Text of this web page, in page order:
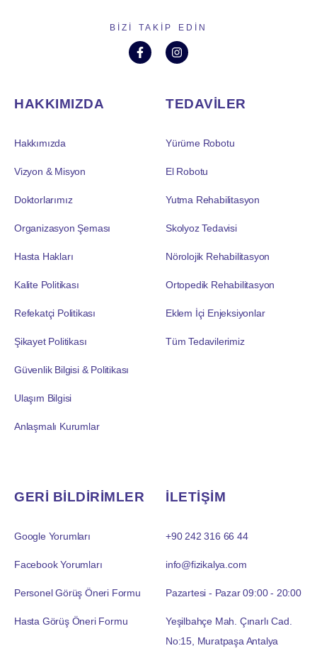
BIZI TAKIP EDIN
HAKKIMIZDA
Hakkımızda
Vizyon & Misyon
Doktorlarımız
Organizasyon Şeması
Hasta Hakları
Kalite Politikası
Refekatçi Politikası
Şikayet Politikası
Güvenlik Bilgisi & Politikası
Ulaşım Bilgisi
Anlaşmalı Kurumlar
TEDAVİLER
Yürüme Robotu
El Robotu
Yutma Rehabilitasyon
Skolyoz Tedavisi
Nörolojik Rehabilitasyon
Ortopedik Rehabilitasyon
Eklem İçi Enjeksiyonlar
Tüm Tedavilerimiz
GERİ BİLDİRİMLER
Google Yorumları
Facebook Yorumları
Personel Görüş Öneri Formu
Hasta Görüş Öneri Formu
İLETİŞİM
+90 242 316 66 44
info@fizikalya.com
Pazartesi - Pazar 09:00 - 20:00
Yeşilbahçe Mah. Çınarlı Cad.
No:15, Muratpaşa Antalya